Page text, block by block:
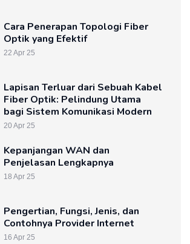
Cara Penerapan Topologi Fiber
Optik yang Efektif
22 Apr 25
Lapisan Terluar dari Sebuah Kabel
Fiber Optik: Pelindung Utama
bagi Sistem Komunikasi Modern
20 Apr 25
Kepanjangan WAN dan
Penjelasan Lengkapnya
18 Apr 25
Pengertian, Fungsi, Jenis, dan
Contohnya Provider Internet
16 Apr 25